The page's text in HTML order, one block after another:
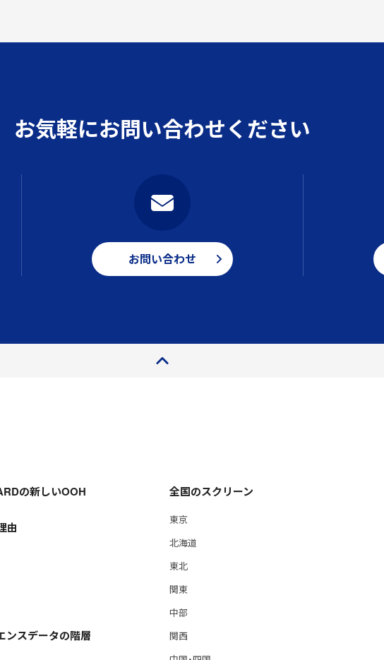
お気軽にお問い合わせください
お問い合わせ
の新しいOOH
由
ンスデータの階層
全国のスクリーン
東京
北海道
東北
関東
中部
関西